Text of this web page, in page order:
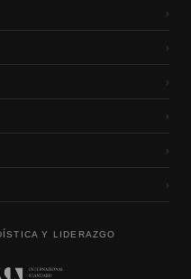
›
›
›
›
›
›
Y LIDERAZGO